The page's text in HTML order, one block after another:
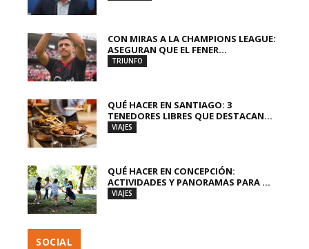
CON MIRAS A LA CHAMPIONS LEAGUE:
ASEGURAN QUE EL FENER...
TRIUNFO
QUÉ HACER EN SANTIAGO: 3
TENEDORES LIBRES QUE DESTACAN...
VIAJES
QUÉ HACER EN CONCEPCIÓN:
ACTIVIDADES Y PANORAMAS PARA ...
VIAJES
SOCIAL